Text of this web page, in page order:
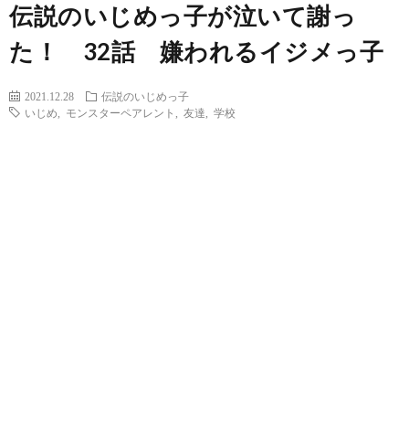
伝説のいじめっ子が泣いて謝っ
た！ 32話 嫌われるイジメっ子
2021.12.28
伝説のいじめっ子
いじめ
モンスターペアレント 友達 学校